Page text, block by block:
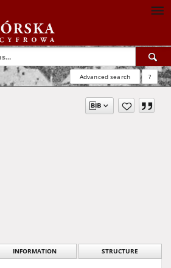
Advanced search ?
INFORMATION STRUCTURE